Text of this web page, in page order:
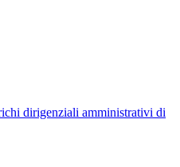
dirigenziali amministrativi di